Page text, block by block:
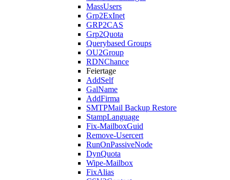
MassUsers
Grp2ExInet
GRP2CAS
Grp2Quota
Querybased Groups
OU2Group
RDNChance
Feiertage
AddSelf
GalName
AddFirma
SMTPMail Backup Restore
StampLanguage
Fix-MailboxGuid
Remove-Usercert
RunOnPassiveNode
DynQuota
Wipe-Mailbox
FixAlias